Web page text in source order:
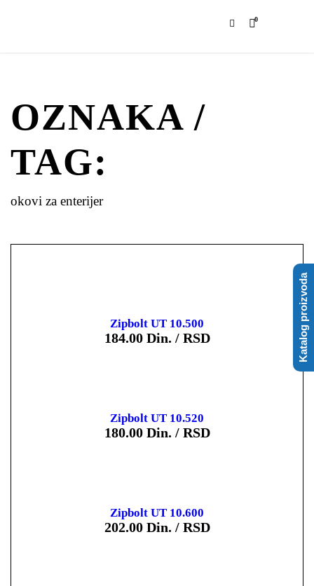
0
OZNAKA /
TAG:
okovi za enterijer
Zipbolt UT 10.500
184.00 Din. / RSD
Zipbolt UT 10.520
180.00 Din. / RSD
Zipbolt UT 10.600
202.00 Din. / RSD
Katalog proizvoda